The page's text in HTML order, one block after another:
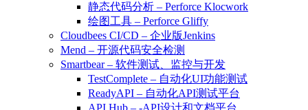
静态代码分析 – Perforce Klocwork
绘图工具 – Perforce Gliffy
Cloudbees CI/CD – 企业版Jenkins
Mend – 开源代码安全检测
Smartbear – 软件测试、监控与开发
TestComplete – 自动化UI功能测试
ReadyAPI – 自动化API测试平台
API Hub – -API设计和文档平台